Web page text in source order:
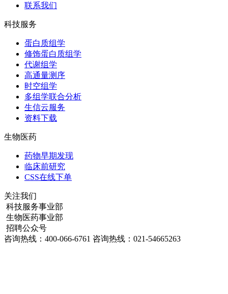
联系我们
科技服务
蛋白质组学
修饰蛋白质组学
代谢组学
高通量测序
时空组学
多组学联合分析
生信云服务
资料下载
生物医药
药物早期发现
临床前研究
CSS在线下单
关注我们
科技服务事业部
生物医药事业部
招聘公众号
咨询热线： 400-066-6761 咨询热线： 021-54665263